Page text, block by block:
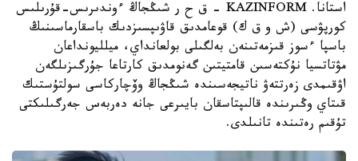
استانا. KAZINFORM – ق ح ر شىڭجاڭ ءوندىرىس-قۇرىلىس
كورپۋسى (ش و ق ك) قوعامدىق قاۋىپسىزدىك باسقارماسىنىڭ
باسپا ءسوز قىزمەتىنەن بەلگىلى بولعانداي، ميلليونداعان
مۋتاتسيا نۇكتەسىن قامتيتىن گەنومدىق كارتاعا جۇرگىزىلگەن
اۋقىمدى زەرتتەۋ ناتيجەسىندە شىڭجاڭ وۆچاركاسى سولتۇستىك
قىتاي وڭىرىندە قالىپتاسقان بايىرعى جانە دەربەس جەرگىلىكتى
تۇقىم رەتىندە تانىلدى.